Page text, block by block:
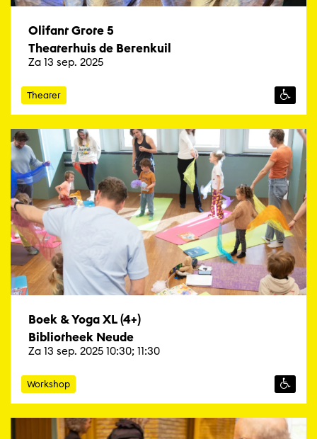
Olifant Grote 5
Theaterhuis de Berenkuil
Za 13 sep. 2025
Theater
Boek & Yoga XL (4+)
Bibliotheek Neude
Za 13 sep. 2025 10:30; 11:30
Workshop